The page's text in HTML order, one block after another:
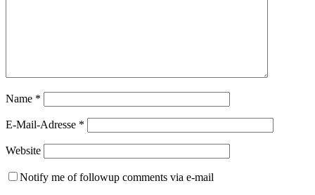
Name *
E-Mail-Adresse *
Website
Notify me of followup comments via e-mail